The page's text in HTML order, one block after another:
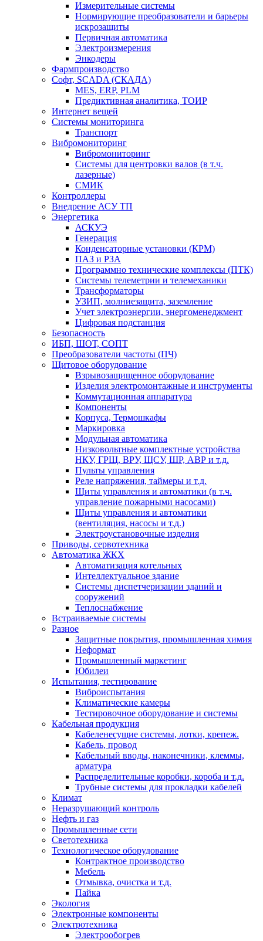
Измерительные системы
Нормирующие преобразователи и барьеры
искрозащиты
Первичная автоматика
Электроизмерения
Энкодеры
Фармпроизводство
Софт, SCADA (СКАДА)
MES, ERP, PLM
Предиктивная аналитика, ТОИР
Интернет вещей
Системы мониторинга
Транспорт
Вибромониторинг
Вибромониторинг
Системы для центровки валов (в т.ч.
лазерные)
СМИК
Контроллеры
Внедрение АСУ ТП
Энергетика
АСКУЭ
Генерация
Конденсаторные установки (КРМ)
ПАЗ и РЗА
Программно технические комплексы (ПТК)
Системы телеметрии и телемеханики
Трансформаторы
УЗИП, молниезащита, заземление
Учет электроэнергии, энергоменеджмент
Цифровая подстанция
Безопасность
ИБП, ШОТ, СОПТ
Преобразователи частоты (ПЧ)
Щитовое оборудование
Взрывозащищенное оборудование
Изделия электромонтажные и инструменты
Коммутационная аппаратура
Компоненты
Корпуса, Термошкафы
Маркировка
Модульная автоматика
Низковольтные комплектные устройства
НКУ, ГРЩ, ВРУ, ЩСУ, ШР, АВР и т.д.
Пульты управления
Реле напряжения, таймеры и т.д.
Щиты управления и автоматики (в т.ч.
управление пожарными насосами)
Щиты управления и автоматики
(вентиляция, насосы и т.д.)
Электроустановочные изделия
Приводы, сервотехника
Автоматика ЖКХ
Автоматизация котельных
Интеллектуальное здание
Системы диспетчеризации зданий и
сооружений
Теплоснабжение
Встраиваемые системы
Разное
Защитные покрытия, промышленная химия
Неформат
Промышленный маркетинг
Юбилеи
Испытания, тестирование
Виброиспытания
Климатические камеры
Тестировочное оборудование и системы
Кабельная продукция
Кабеленесущие системы, лотки, крепеж.
Кабель, провод
Кабельный вводы, наконечники, клеммы,
арматура
Распределительные коробки, короба и т.д.
Трубные системы для прокладки кабелей
Климат
Неразрушающий контроль
Нефть и газ
Промышленные сети
Светотехника
Технологическое оборудование
Контрактное производство
Мебель
Отмывка, очистка и т.д.
Пайка
Экология
Электронные компоненты
Электротехника
Электрообогрев